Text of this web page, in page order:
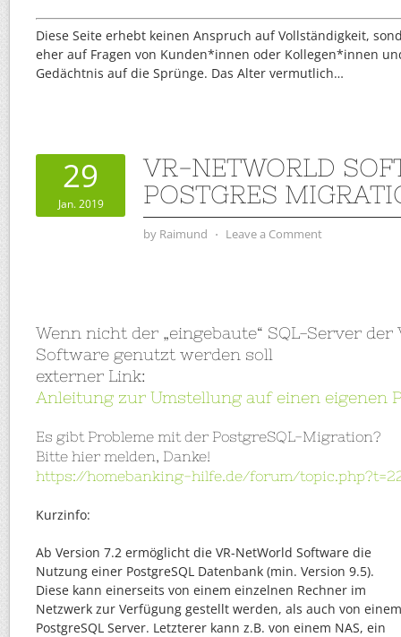
Diese Seite erhebt keinen Anspruch auf Vollständigkeit,
eher auf Fragen von Kunden*innen oder Kollegen*innen
Gedächtnis auf die Sprünge. Das Alter vermutlich…
29
Jan. 2019
VR-NETWORLD
POSTGRES
by Raimund ⋅ Leave a Comment
Wenn nicht der „eingebaute“ SQL-Server der
Software genutzt werden soll
externer Link:
Anleitung zur Umstellung auf einen eigenen
Es gibt Probleme mit der PostgreSQL-Migration?
Bitte hier melden, Danke!
https://homebanking-hilfe.de/forum/
Kurzinfo:
Ab Version 7.2 ermöglicht die VR-NetWorld Software die
Nutzung einer PostgreSQL Datenbank (min. Version 9.5).
Diese kann einerseits von einem einzelnen Rechner im
Netzwerk zur Verfügung gestellt werden, als auch von einem
PostgreSQL Server. Letzterer kann z.B. von einem NAS, ein